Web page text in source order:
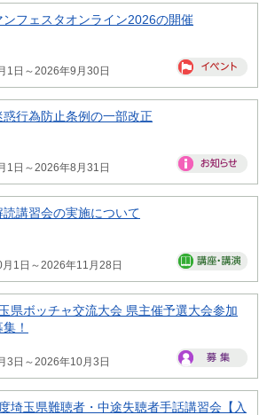
ンフェスタオンライン2026の開催
1日～2026年9月30日
惑行為防止条例の一部改正
1日～2026年8月31日
読講習会の実施について
1日～2026年11月28日
県ボッチャ交流大会 県主催予選大会参加
！
3日～2026年10月3日
埼玉県難聴者・中途失聴者手話講習会【入